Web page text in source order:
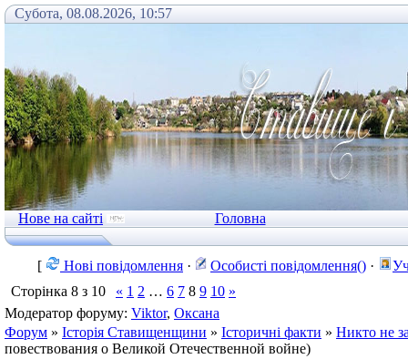
Субота, 08.08.2026, 10:57
Нове на сайті Головна
[ Нові повідомлення · Особисті повідомлення() ·
Сторінка 8 з 10 « 1 2 … 6 7 8 9 10 »
Модератор форуму: Viktor, Оксана
Форум » Історія Ставищенщини » Історичні факти » Никто не
повествования о Великой Отечественной войне)